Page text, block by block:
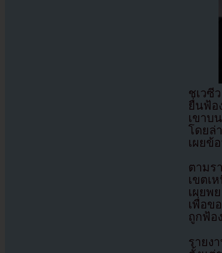
ชเวซี
ยื่นฟ้อ
เขาบ
โดยล่
เผยข้
ตามร
เขตเ
เผยพ
เพื่อข
ถูกฟ้อ
รายง